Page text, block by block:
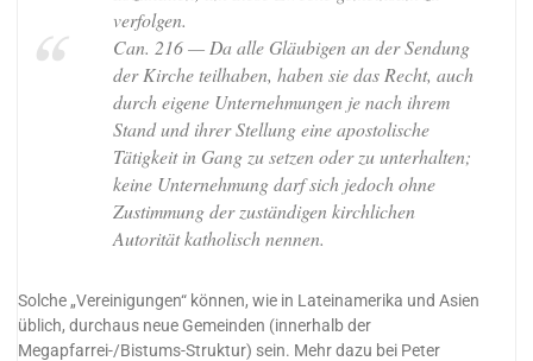
verfolgen.
Can. 216 — Da alle Gläubigen an der Sendung
der Kirche teilhaben, haben sie das Recht, auch
durch eigene Unternehmungen je nach ihrem
Stand und ihrer Stellung eine apostolische
Tätigkeit in Gang zu setzen oder zu unterhalten;
keine Unternehmung darf sich jedoch ohne
Zustimmung der zuständigen kirchlichen
Autorität katholisch nennen.
Solche „Vereinigungen“ können, wie in Lateinamerika und Asien
üblich, durchaus neue Gemeinden (innerhalb der
Megapfarrei-/Bistums-Struktur) sein. Mehr dazu bei Peter